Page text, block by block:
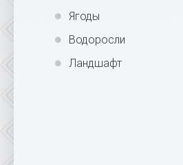
Ягоды
Водоросли
Ландшафт